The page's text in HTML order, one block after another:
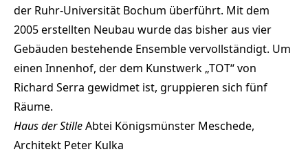
der Ruhr-Universität Bochum überführt. Mit dem
2005 erstellten Neubau wurde das bisher aus vier
Gebäuden bestehende Ensemble vervollständigt. Um
einen Innenhof, der dem Kunstwerk „TOT“ von
Richard Serra gewidmet ist, gruppieren sich fünf
Räume.
Haus der StilleAbtei Königsmünster Meschede,
Architekt Peter Kulka